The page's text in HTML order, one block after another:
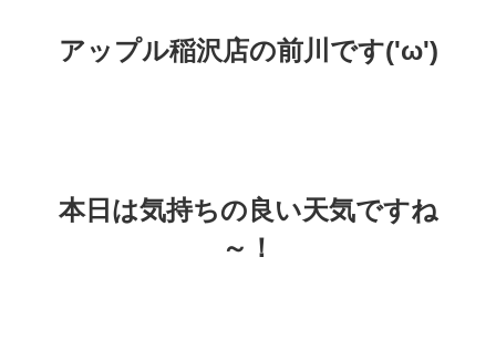
アップル稲沢店の前川です('ω')
本日は気持ちの良い天気ですね
～！